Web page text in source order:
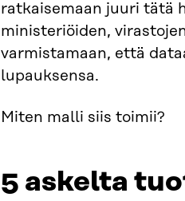
ratkaisemaan juuri tätä
ministeriöiden,
varmistamaan, että
lupauksensa.
Miten malli siis toimii?
5 askelta